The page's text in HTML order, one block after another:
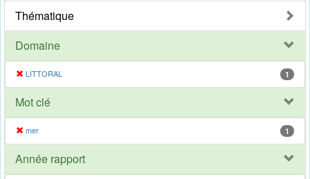
Thématique
Domaine
LITTORAL 1
Mot clé
mer 1
Année rapport